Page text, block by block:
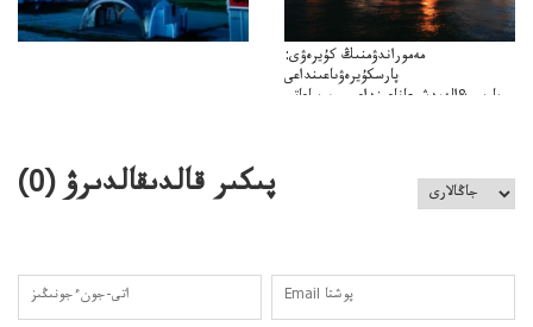
مەموراندۋمنىڭ كۇيرەۋى:
پارسكۇيرەۋىاعىنداعى
پارسى&الەمدشىعاناعىنداعىسىن ساعاتى
پىكىر قالدىقالدىرۋ (0
)